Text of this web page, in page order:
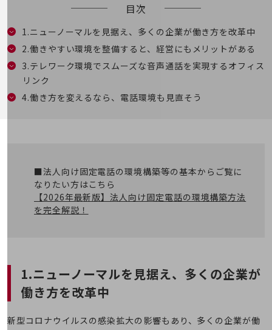
IoT
AI
課題・ニーズで探す
課題・ニーズで探すTOP
コミュニケーション・情報共有
災害対策
職場環境整備
地域共創・地方創生
目次
1.ニューノーマルを見据え、多くの企業が働き方を改革中
2.働きやすい環境を整備すると、経営にもメリットがある
3.テレワーク環境でスムーズな音声通話を実現するオフィス
リンク
4.働き方を変えるなら、電話環境も見直そう
■法人向け固定電話の環境構築等の基本からご覧に
なりたい方はこちら
【2026年最新版】法人向け固定電話の環境構築方法
を完全解説！
1.ニューノーマルを見据え、多くの企業が
働き方を改革中
新型コロナウイルスの感染拡大の影響もあり、多くの企業が働